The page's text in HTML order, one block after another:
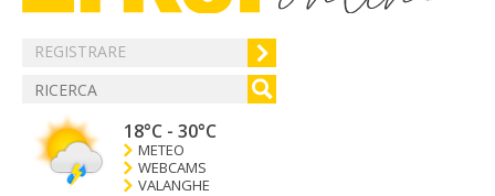
REGISTRARE
18°C - 30°C
METEO
WEBCAMS
VALANGHE